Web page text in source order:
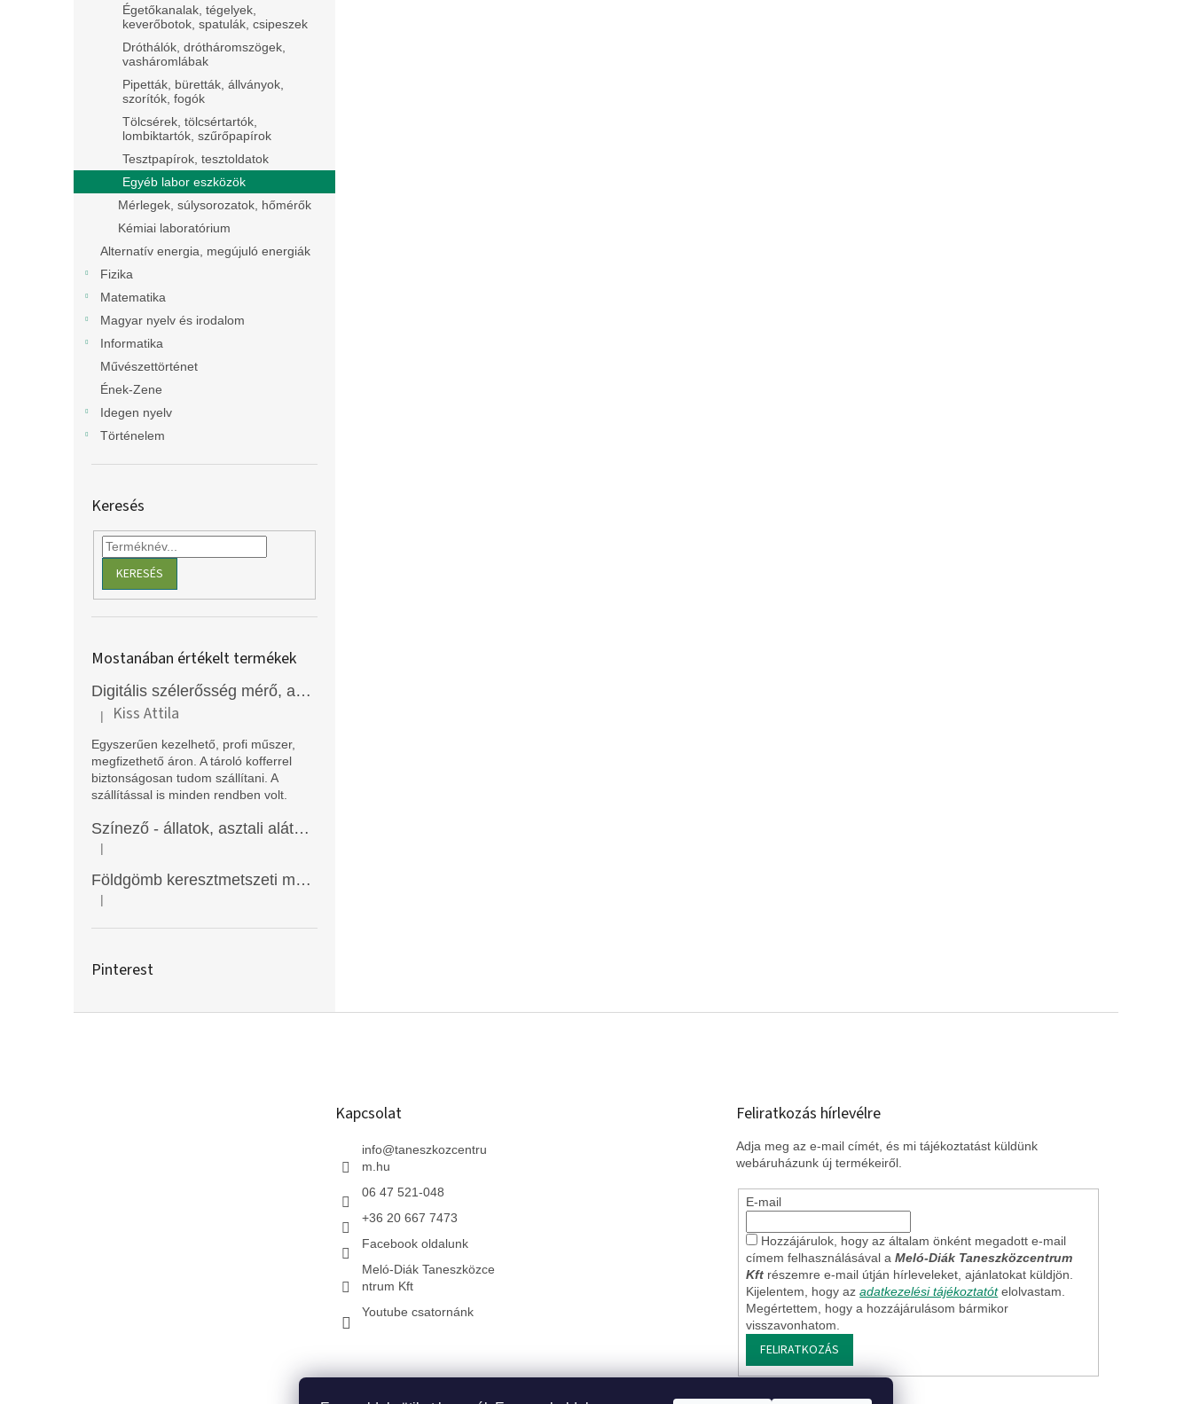
Égetőkanalak, tégelyek,
keverőbotok, spatulák, csipeszek
Dróthálók, drótháromszögek,
vasháromlábak
Pipetták, büretták, állványok,
szorítók, fogók
Tölcsérek, tölcsértartók,
lombiktartók, szűrőpapírok
Tesztpapírok, tesztoldatok
Egyéb labor eszközök
Mérlegek, súlysorozatok, hőmérők
Kémiai laboratórium
Alternatív energia, megújuló energiák
Fizika
Matematika
Magyar nyelv és irodalom
Informatika
Művészettörténet
Ének-Zene
Idegen nyelv
Történelem
Keresés
KERESÉS
Mostanában értékelt termékek
Digitális szélerősség mérő, anemométer, EM2250
A termék értékelése 5-ből 5 csillag.
| Kiss Attila
Egyszerűen kezelhető, profi műszer,
megfizethető áron. A tároló kofferrel
biztonságosan tudom szállítani. A
szállítással is minden rendben volt.
Színező - állatok, asztali alátét, Funny Mat
A termék értékelése 5-ből 5 csillag.
|
Földgömb keresztmetszeti modell
A termék értékelése 5-ből 5 csillag.
|
Pinterest
Kapcsolat
info@taneszkozcentru
m.hu
06 47 521-048
+36 20 667 7473
Facebook oldalunk
Meló-Diák Taneszközce
ntrum Kft
Youtube csatornánk
Feliratkozás hírlevélre
Adja meg az e-mail címét, és mi tájékoztatást küldünk
webáruházunk új termékeiről.
E-mail
Hozzájárulok, hogy az általam önként megadott e-mail
címem felhasználásával aMeló-Diák Taneszközcentrum
Kft részemre e-mail útján hírleveleket, ajánlatokat küldjön.
Kijelentem, hogy azadatkezelési tájékoztatót elolvastam.
Megértettem, hogy a hozzájárulásom bármikor
visszavonhatom.
FELIRATKOZÁS